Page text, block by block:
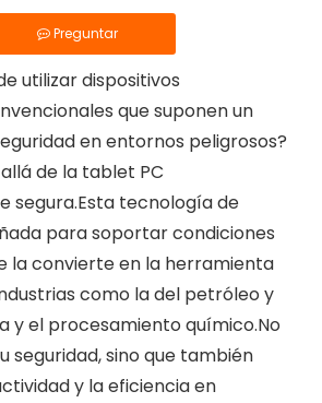
Preguntar
utilizar dispositivos
que suponen un
en entornos peligrosos?
de la tablet PC
segura.Esta tecnología de
para soportar condiciones
la convierte en la herramienta
como la del petróleo y
y el procesamiento químico.No
seguridad, sino que también
y la eficiencia en